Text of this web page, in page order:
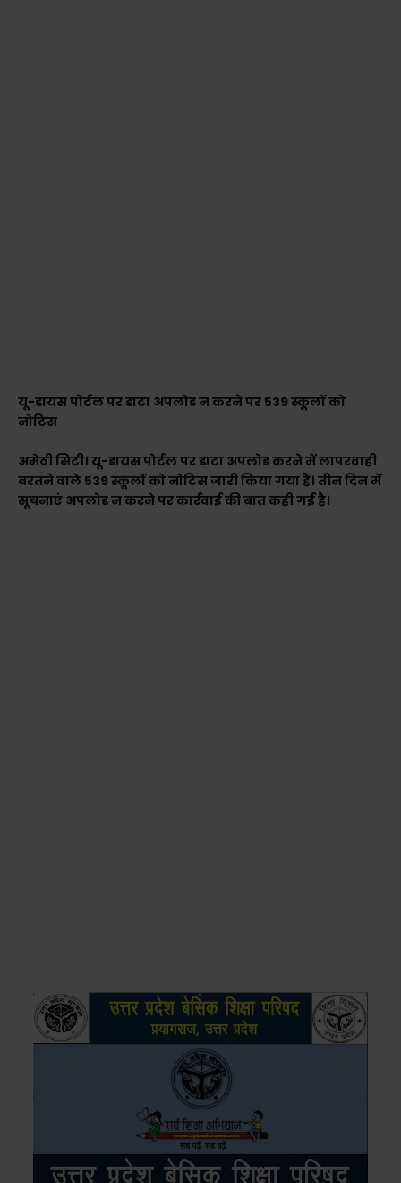
यू-डायस पाेर्टल पर डाटा अपलोड न करने पर 539 स्कूलों को
नोटिस
अमेठी सिटी। यू-डायस पोर्टल पर डाटा अपलोड करने में लापरवाही
बरतने वाले 539 स्कूलों को नोटिस जारी किया गया है। तीन दिन में
सूचनाएं अपलोड न करने पर कार्रवाई की बात कही गई है।